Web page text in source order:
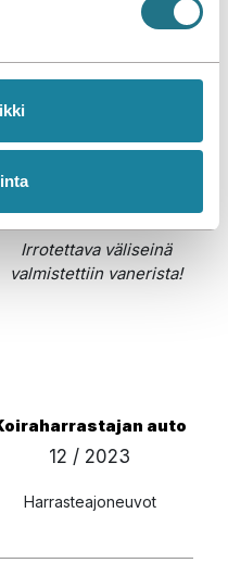
kuljetuspiste ja
Irrotettava väliseinä
valmistettiin vanerista!
auto
12 / 2023
Harrasteajoneuvot